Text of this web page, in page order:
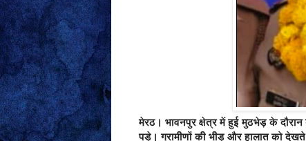
मेरठ। भावनपुर क्षेत्र में हुई मुठभेड़ के
पड़े। ग्रामीणों की भीड़ और हालात को देखते